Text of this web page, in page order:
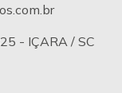
- IÇARA / SC